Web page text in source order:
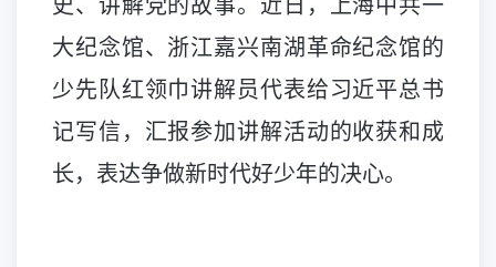
大纪念馆、浙江嘉兴南湖革命纪念馆的
少先队红领巾讲解员代表给习近平总书
记写信，汇报参加讲解活动的收获和成
长，表达争做新时代好少年的决心。